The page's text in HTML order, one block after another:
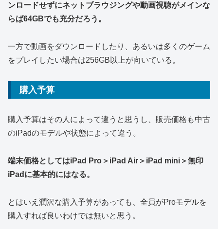
ンロードせずにネットブラウジングや動画視聴がメインな
らば64GBでも充分だろう。
一方で動画をダウンロードしたり、あるいは多くのゲーム
をプレイしたい場合は256GB以上が向いている。
購入予算
購入予算はその人によって違うと思うし、販売価格も中古
のiPadのモデルや状態によって違う。
端末価格としてはiPad Pro＞iPad Air＞iPad mini＞無印
iPadに基本的にはなる。
とはいえ潤沢な購入予算があっても、全員がProモデルを
購入すれば良いわけでは無いと思う。